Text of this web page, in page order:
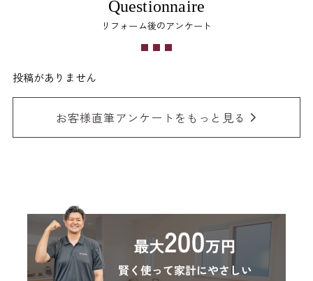
Questionnaire
リフォーム後のアンケート
投稿がありません
お客様直筆アンケートをもっと見る